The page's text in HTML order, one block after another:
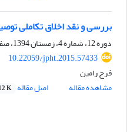
بررسی و نقد اخلاق تکاملی
دوره 12، شماره 4، زمستان 1394، صفحه
10.22059/jpht.2015.57433
فرح رامین
مشاهده مقاله
اصل مقاله K